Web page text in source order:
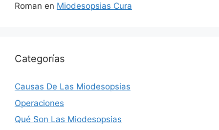
Roman en Miodesopsias Cura
Categorías
Causas De Las Miodesopsias
Operaciones
Qué Son Las Miodesopsias